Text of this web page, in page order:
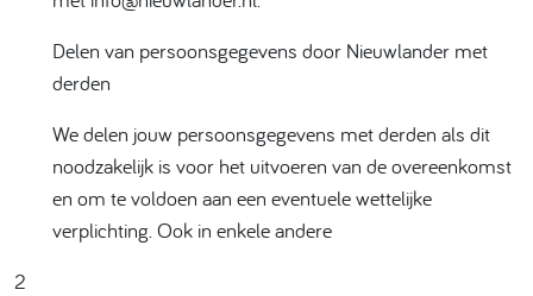
Delen van persoonsgegevens door Nieuwlander met
derden
We delen jouw persoonsgegevens met derden als dit
noodzakelijk is voor het uitvoeren van de overeenkomst
en om te voldoen aan een eventuele wettelijke
verplichting. Ook in enkele andere
2